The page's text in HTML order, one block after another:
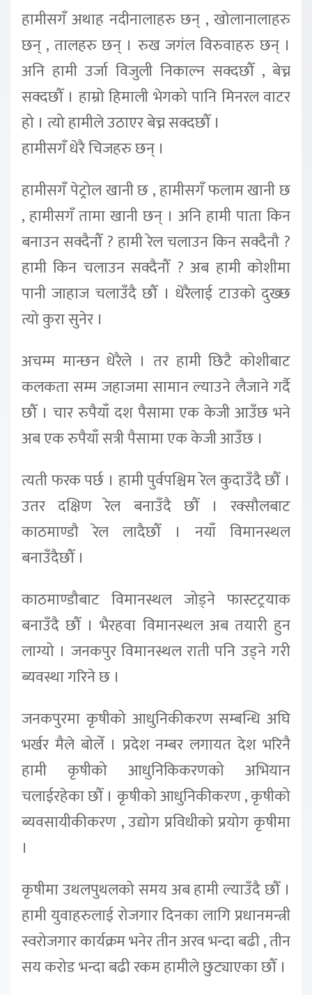
हामीसगँ अथाह नदीनालाहरु छन् , खोलानालाहरु
छन् , तालहरु छन् । रुख जगंल विरुवाहरु छन् ।
अनि हामी उर्जा विजुली निकाल्न सक्दछौँ , बेच्न
सक्दछौँ । हाम्रो हिमाली भेगको पानि मिनरल वाटर
हो । त्यो हामीले उठाएर बेच्न सक्दछौँ ।
हामीसगँ धेरै चिजहरु छन् ।
हामीसगँ पेट्रोल खानी छ , हामीसगँ फलाम खानी छ
, हामीसगँ तामा खानी छन् । अनि हामी पाता किन
बनाउन सक्दैनौँ ? हामी रेल चलाउन किन सक्दैनौ ?
हामी किन चलाउन सक्दैनौँ ? अब हामी कोशीमा
पानी जाहाज चलाउँदै छौँ । धेरैलाई टाउको दुख्छ
त्यो कुरा सुनेर ।
अचम्म मान्छन धेरैले । तर हामी छिटै कोशीबाट
कलकता सम्म जहाजमा सामान ल्याउने लैजाने गर्दै
छौँ । चार रुपैयाँ दश पैसामा एक केजी आउँछ भने
अब एक रुपैयाँ सत्री पैसामा एक केजी आउँछ ।
त्यती फरक पर्छ । हामी पुर्वपश्चिम रेल कुदाउँदै छौँ ।
उतर दक्षिण रेल बनाउँदै छौँ । रक्सौलबाट
काठमाण्डौ रेल लादैछौँ । नयाँ विमानस्थल
बनाउँदैछौँ ।
काठमाण्डौबाट विमानस्थल जोड्ने फास्टट्रयाक
बनाउँदै छौँ । भैरहवा विमानस्थल अब तयारी हुन
लाग्यो । जनकपुर विमानस्थल राती पनि उड्ने गरी
ब्यवस्था गरिने छ ।
जनकपुरमा कृषीको आधुनिकीकरण सम्बन्धि अघि
भर्खर मैले बोलेँ । प्रदेश नम्बर लगायत देश भरिनै
हामी कृषीको आधुनिकिकरणको अभियान
चलाईरहेका छौँ । कृषीको आधुनिकीकरण , कृषीको
ब्यवसायीकीकरण , उद्योग प्रविधीको प्रयोग कृषीमा
।
कृषीमा उथलपुथलको समय अब हामी ल्याउँदै छौँ ।
हामी युवाहरुलाई रोजगार दिनका लागि प्रधानमन्त्री
स्वरोजगार कार्यक्रम भनेर तीन अरव भन्दा बढी , तीन
सय करोड भन्दा बढी रकम हामीले छुट्याएका छौँ ।